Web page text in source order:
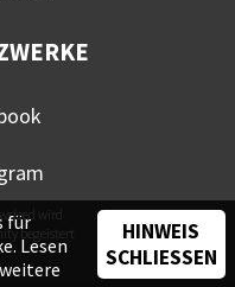
wird
begeistert
für
Lesen
HINWEIS
SCHLIESSEN